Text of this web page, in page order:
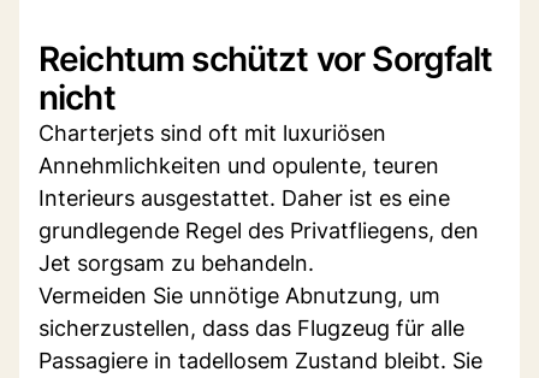
Reichtum schützt vor Sorgfalt
nicht
Charterjets sind oft mit luxuriösen
Annehmlichkeiten und opulente, teuren
Interieurs ausgestattet. Daher ist es eine
grundlegende Regel des Privatfliegens, den
Jet sorgsam zu behandeln.
Vermeiden Sie unnötige Abnutzung, um
sicherzustellen, dass das Flugzeug für alle
Passagiere in tadellosem Zustand bleibt. Sie